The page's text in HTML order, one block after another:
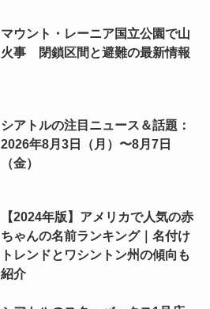
マウント・レーニア国立公園で山
火事 閉鎖区間と避難の最新情報
シアトルの注目ニュース＆話題：
2026年8月3日（月）〜8月7日
（金）
【2024年版】アメリカで人気の赤
ちゃんの名前ランキング｜名付け
トレンドとワシントン州の傾向も
紹介